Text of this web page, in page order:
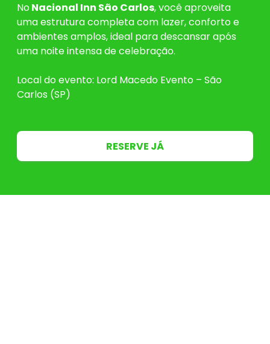
NoNacional Inn São Carlos, você aproveita
uma estrutura completa com lazer, conforto e
ambientes amplos, ideal para descansar após
uma noite intensa de celebração.
Local do evento: Lord Macedo Evento – São
Carlos (SP)
RESERVE JÁ